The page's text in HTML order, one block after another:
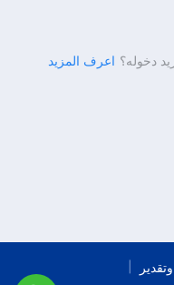
دخوله؟ اعرف المزيد